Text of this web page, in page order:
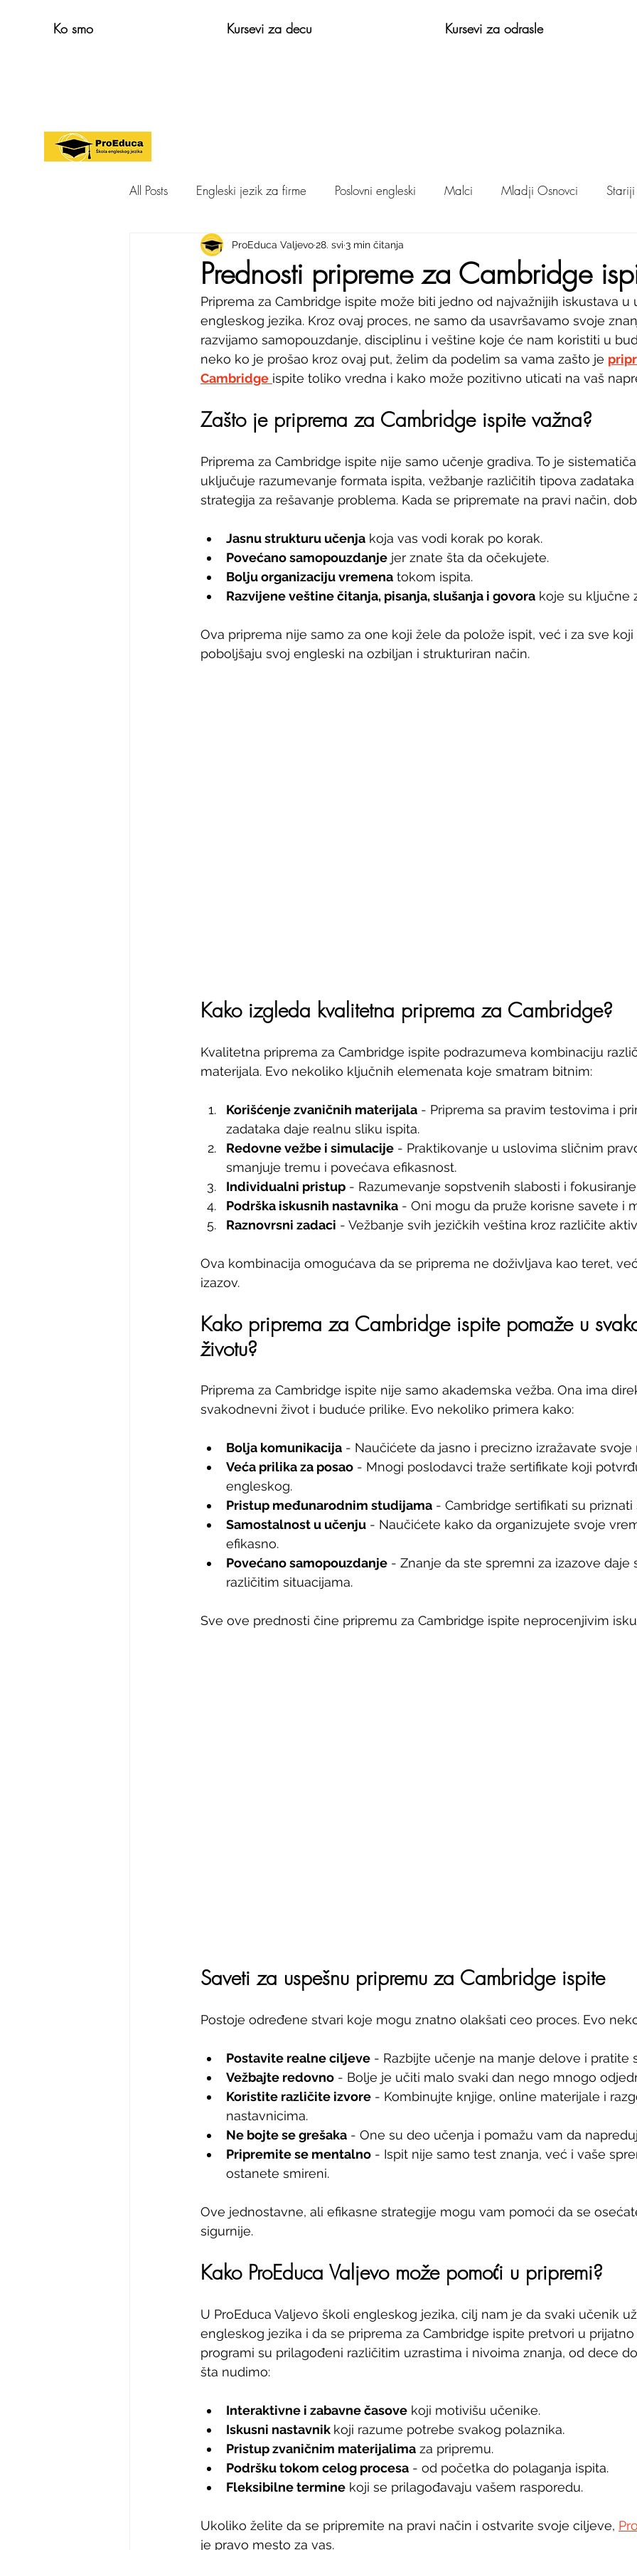
Ko smo Kursevi za decu Kursevi za odrasle
All Posts Engleski jezik za firme Poslovni engleski Malci Mladji Osnovci
Cambridge exams Odrasli Učenje engleskog jezika
Prednosti pripreme za Cambridge
ProEduca Valjevo28. svi 3 min čitanja
Priprema za Cambridge ispite može biti jedno od najvažnijih iskustava u
engleskog jezika. Kroz ovaj proces, ne samo da usavršavamo svoje
razvijamo samopouzdanje, disciplinu i veštine koje će nam koristiti u
neko ko je prošao kroz ovaj put, želim da podelim sa vama zašto je
Cambridge ispite toliko vredna i kako može pozitivno uticati na vaš
Zašto je priprema za Cambridge ispite važna?
Priprema za Cambridge ispite nije samo učenje gradiva. To je
uključuje razumevanje formata ispita, vežbanje različitih tipova zadataka
strategija za rešavanje problema. Kada se pripremate na pravi način,
Jasnu strukturu učenja koja vas vodi korak po korak.
Povećano samopouzdanje jer znate šta da očekujete.
Bolju organizaciju vremena tokom ispita.
Razvijene veštine čitanja, pisanja, slušanja i govora koje su ključne
Ova priprema nije samo za one koji žele da polože ispit, već i za sve koji
poboljšaju svoj engleski na ozbiljan i strukturiran način.
Kako izgleda kvalitetna priprema za Cambridge?
Kvalitetna priprema za Cambridge ispite podrazumeva kombinaciju
materijala. Evo nekoliko ključnih elemenata koje smatram bitnim:
Korišćenje zvaničnih materijala - Priprema sa pravim testovima i
zadataka daje realnu sliku ispita.
Redovne vežbe i simulacije - Praktikovanje u uslovima sličnim
smanjuje tremu i povećava efikasnost.
Individualni pristup - Razumevanje sopstvenih slabosti i
Podrška iskusnih nastavnika - Oni mogu da pruže korisne savete i
Raznovrsni zadaci - Vežbanje svih jezičkih veština kroz različite
Ova kombinacija omogućava da se priprema ne doživljava kao teret,
izazov.
Kako priprema za Cambridge ispite pomaže u
životu?
Priprema za Cambridge ispite nije samo akademska vežba. Ona ima
svakodnevni život i buduće prilike. Evo nekoliko primera kako:
Bolja komunikacija - Naučićete da jasno i precizno izražavate svoje
Veća prilika za posao - Mnogi poslodavci traže sertifikate koji
engleskog.
Pristup međunarodnim studijama - Cambridge sertifikati su priznati
Samostalnost u učenju - Naučićete kako da organizujete svoje
efikasno.
Povećano samopouzdanje - Znanje da ste spremni za izazove daje
različitim situacijama.
Sve ove prednosti čine pripremu za Cambridge ispite neprocenjivim
Saveti za uspešnu pripremu za Cambridge ispite
Postoje određene stvari koje mogu znatno olakšati ceo proces. Evo
Postavite realne ciljeve - Razbijte učenje na manje delove i pratite
Vežbajte redovno - Bolje je učiti malo svaki dan nego mnogo
Koristite različite izvore - Kombinujte knjige, online materijale i
nastavnicima.
Ne bojte se grešaka - One su deo učenja i pomažu vam da
Pripremite se mentalno - Ispit nije samo test znanja, već i vaše
ostanete smireni.
Ove jednostavne, ali efikasne strategije mogu vam pomoći da se
sigurnije.
Kako ProEduca Valjevo može pomoći u pripremi?
U ProEduca Valjevo školi engleskog jezika, cilj nam je da svaki učenik
engleskog jezika i da se priprema za Cambridge ispite pretvori u prijatno
programi su prilagođeni različitim uzrastima i nivoima znanja, od dece
šta nudimo:
Interaktivne i zabavne časove koji motivišu učenike.
Iskusni nastavnik koji razume potrebe svakog polaznika.
Pristup zvaničnim materijalima za pripremu.
Podršku tokom celog procesa - od početka do polaganja ispita.
Fleksibilne termine koji se prilagođavaju vašem rasporedu.
Ukoliko želite da se pripremite na pravi način i ostvarite svoje ciljeve,
je pravo mesto za vas.